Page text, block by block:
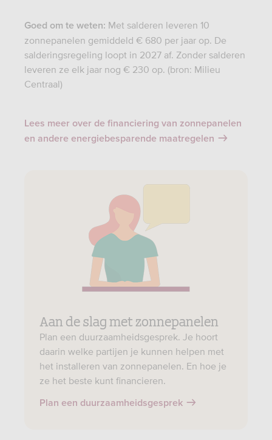
Goed om te weten: Met salderen leveren 10
zonnepanelen gemiddeld € 680 per jaar op. De
salderingsregeling loopt in 2027 af. Zonder salderen
leveren ze elk jaar nog € 230 op. (bron: Milieu
Centraal)
Lees meer over de financiering van zonnepanelen
en andere energiebesparende maatregelen
Aan de slag met zonnepanelen
Plan een duurzaamheidsgesprek. Je hoort
daarin welke partijen je kunnen helpen met
het installeren van zonnepanelen. En hoe je
ze het beste kunt financieren.
Plan een duurzaamheidsgesprek